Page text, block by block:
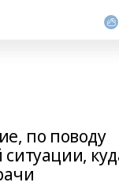
по поводу